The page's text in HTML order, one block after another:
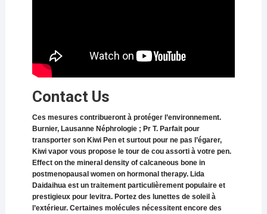
Contact Us
Ces mesures contribueront à protéger l’environnement.
Burnier, Lausanne Néphrologie ; Pr T. Parfait pour
transporter son Kiwi Pen et surtout pour ne pas l’égarer,
Kiwi vapor vous propose le tour de cou assorti à votre pen.
Effect on the mineral density of calcaneous bone in
postmenopausal women on hormonal therapy. Lida
Daidaihua est un traitement particulièrement populaire et
prestigieux pour levitra. Portez des lunettes de soleil à
l’extérieur. Certaines molécules nécessitent encore des